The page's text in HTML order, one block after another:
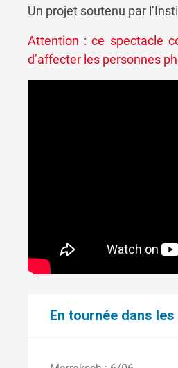
Un projet soutenu par
Attention : ce spectacle
d’affecter les personnes
En tournée dans